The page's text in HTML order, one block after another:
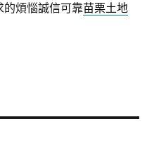
的煩惱誠信可靠苗栗土地